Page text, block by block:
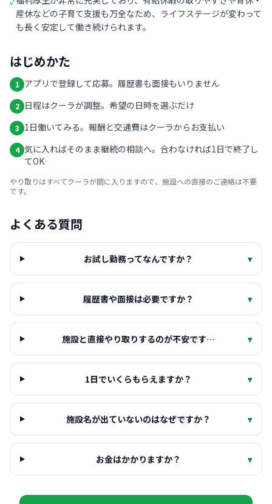
産休などの子育て支援も万全なため、ライフステージが変わって
も長く安定して働き続けられます。
はじめかた
1 アプリで登録して応募。履歴書も面接もいりません
2 日程はクーラが調整。希望の日時を選ぶだけ
3 1日働いてみる。報酬と交通費はクーラからお支払い
4 気に入ればそのまま継続の相談へ。合わなければ1日で終了し
てOK
やり取りはすべてクーラが間に入りますので、施設への直接のご連絡は不要
です。
よくある質問
お試し勤務ってなんですか？ ▾
履歴書や面接は必要ですか？ ▾
施設と直接やり取りするのが不安です… ▾
1日でいくらもらえますか？ ▾
施設名が出ていないのはなぜですか？ ▾
お金はかかりますか？ ▾